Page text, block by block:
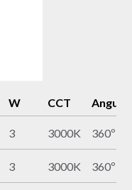
W CCT Angulo
3 3000K 360º
3 3000K 360º